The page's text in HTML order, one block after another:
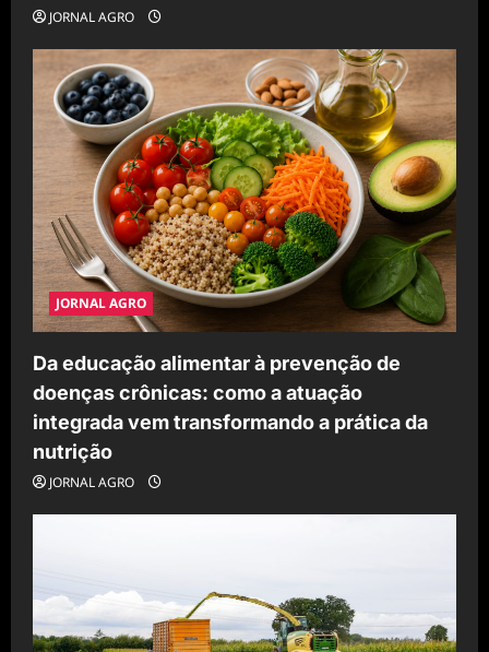
JORNAL AGRO
JORNAL AGRO
Da educação alimentar à prevenção de
doenças crônicas: como a atuação
integrada vem transformando a prática da
nutrição
JORNAL AGRO